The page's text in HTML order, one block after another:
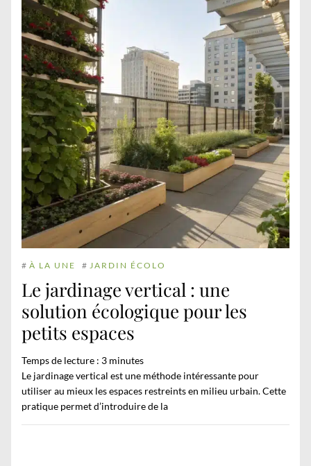
# À LA UNE # JARDIN ÉCOLO
Le jardinage vertical : une
solution écologique pour les
petits espaces
Temps de lecture : 3 minutes
Le jardinage vertical est une méthode intéressante pour
utiliser au mieux les espaces restreints en milieu urbain. Cette
pratique permet d’introduire de la